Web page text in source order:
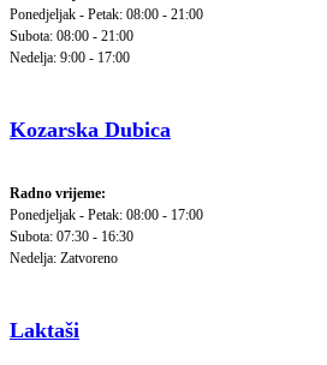
Ponedjeljak - Petak: 08:00 - 21:00
Subota: 08:00 - 21:00
Nedelja: 9:00 - 17:00
Kozarska Dubica
Radno vrijeme:
Ponedjeljak - Petak: 08:00 - 17:00
Subota: 07:30 - 16:30
Nedelja: Zatvoreno
Laktaši